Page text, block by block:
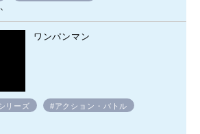
ワンパンマン
リーズ #アクション・バトル